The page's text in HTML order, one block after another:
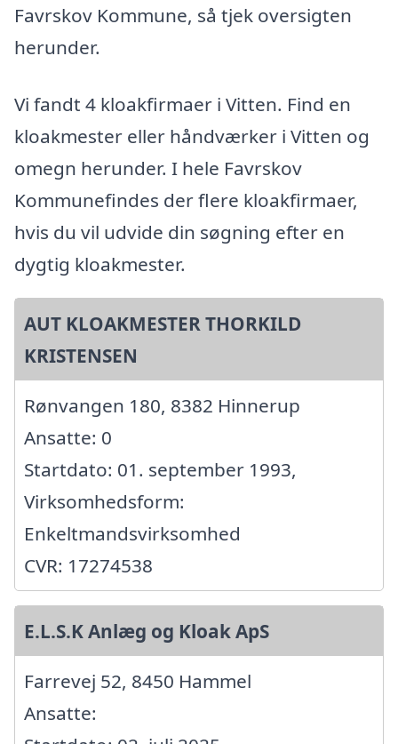
Favrskov Kommune, så tjek oversigten
herunder.
Vi fandt 4 kloakfirmaer i Vitten. Find en
kloakmester eller håndværker i Vitten og
omegn herunder. I hele Favrskov
Kommunefindes der flere kloakfirmaer,
hvis du vil udvide din søgning efter en
dygtig kloakmester.
AUT KLOAKMESTER THORKILD
KRISTENSEN
Rønvangen 180, 8382 Hinnerup
Ansatte: 0
Startdato: 01. september 1993,
Virksomhedsform:
Enkeltmandsvirksomhed
CVR: 17274538
E.L.S.K Anlæg og Kloak ApS
Farrevej 52, 8450 Hammel
Ansatte: